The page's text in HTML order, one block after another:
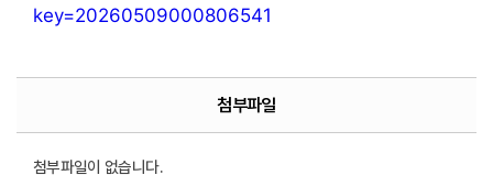
key=20260509000806541
첨부파일
첨부파일이 없습니다.